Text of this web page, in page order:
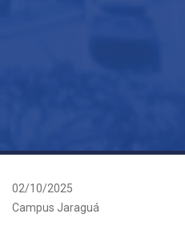
02/10/2025
Campus Jaraguá